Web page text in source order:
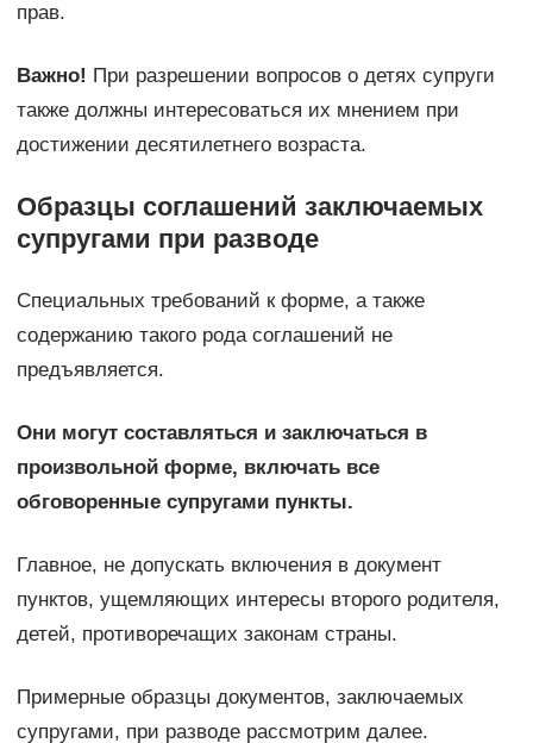
прав.
Важно! При разрешении вопросов о детях супруги
также должны интересоваться их мнением при
достижении десятилетнего возраста.
Образцы соглашений заключаемых
супругами при разводе
Специальных требований к форме, а также
содержанию такого рода соглашений не
предъявляется.
Они могут составляться и заключаться в
произвольной форме, включать все
обговоренные супругами пункты.
Главное, не допускать включения в документ
пунктов, ущемляющих интересы второго родителя,
детей, противоречащих законам страны.
Примерные образцы документов, заключаемых
супругами, при разводе рассмотрим далее.